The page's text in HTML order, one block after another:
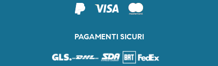
PAGAMENTI SICURI